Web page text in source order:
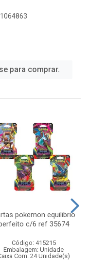
para comprar.
pokemon equilibrio
c/6 ref 35674
Código: 415215
Embalagem: Unidade
Com: 24 Unidade(s)